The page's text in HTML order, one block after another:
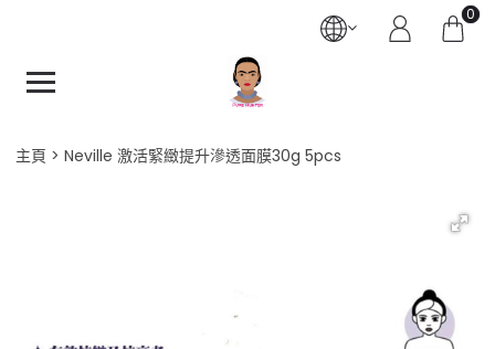
0
主頁 Neville 激活緊緻提升滲透面膜30g 5pcs